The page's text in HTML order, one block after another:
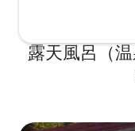
露天風呂（